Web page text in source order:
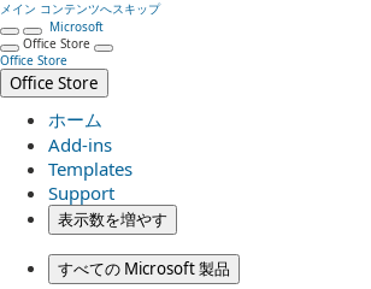
メイン コンテンツへスキップ
Microsoft
Office Store
Office Store
Office Store
ホーム
Add-ins
Templates
Support
表示数を増やす
すべての Microsoft 製品